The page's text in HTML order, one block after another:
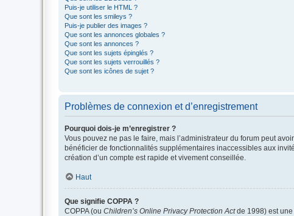
Puis-je utiliser le HTML ?
Que sont les smileys ?
Puis-je publier des images ?
Que sont les annonces globales ?
Que sont les annonces ?
Que sont les sujets épinglés ?
Que sont les sujets verrouillés ?
Que sont les icônes de sujet ?
Problèmes de connexion et d’enregistrement
Pourquoi dois-je m’enregistrer ?
Vous pouvez ne pas le faire, mais l’administrateur du forum peut
bénéficier de fonctionnalités supplémentaires inaccessibles aux
création d’un compte est rapide et vivement conseillée.
Haut
Que signifie COPPA ?
COPPA (ou Children’s Online Privacy Protection Actde 1998) est une